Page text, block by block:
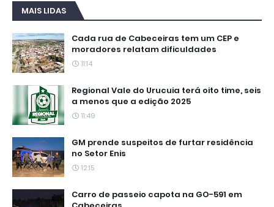
MAIS LIDAS
Cada rua de Cabeceiras tem um CEP e
moradores relatam dificuldades
11:14
Regional Vale do Urucuia terá oito time, seis
a menos que a edição 2025
11:49
GM prende suspeitos de furtar residência
no Setor Enis
12:15
Carro de passeio capota na GO-591 em